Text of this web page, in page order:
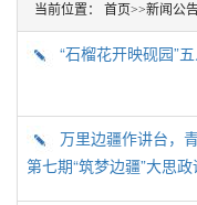
当前位置： 首页>>新闻公
“石榴花开映砚园”
万里边疆作讲台，
第七期“筑梦边疆”大思